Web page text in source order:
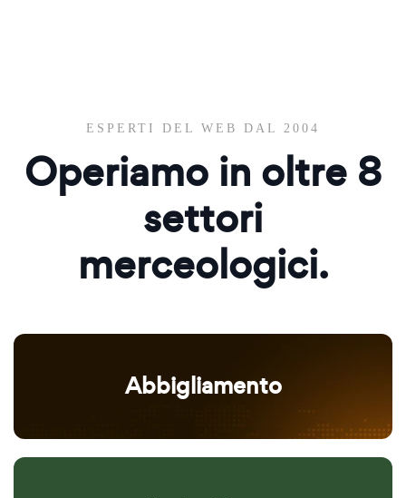
ESPERTI DEL WEB DAL 2004
Operiamo in oltre 8
settori
merceologici.
Abbigliamento